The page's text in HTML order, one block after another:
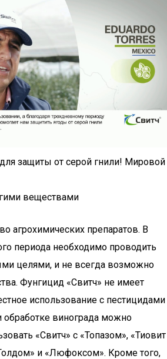
защиты от серой гнили! Мировой
веществами
агрохимических препаратов. В
периода необходимо проводить
целями, и не всегда возможно
Фунгицид «Свитч» не имеет
использование с пестицидами
обработке винограда можно
«Свитч» с «Топазом», «Тиовит
и «Люфоксом». Кроме того,